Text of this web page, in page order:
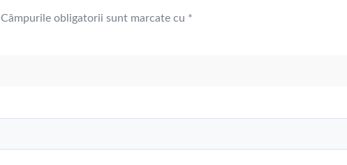
Câmpurile obligatorii sunt marcate cu *